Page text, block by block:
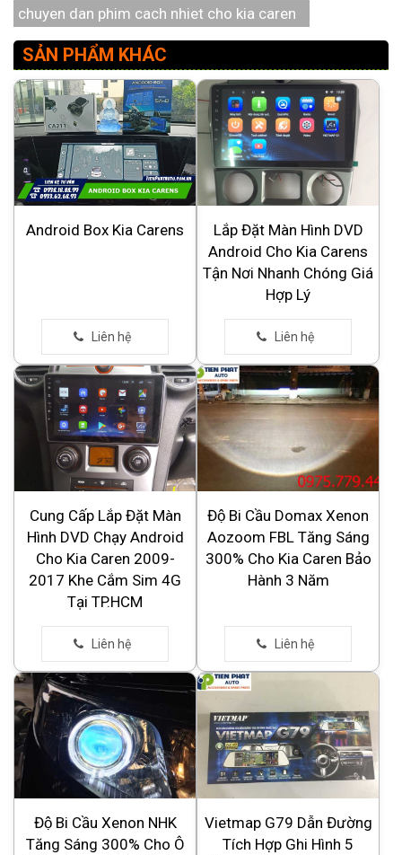
chuyen dan phim cach nhiet cho kia caren
SẢN PHẨM KHÁC
Android Box Kia Carens
Lắp Đặt Màn Hình DVD
Android Cho Kia Carens
Tận Nơi Nhanh Chóng Giá
Hợp Lý
Cung Cấp Lắp Đặt Màn
Hình DVD Chạy Android
Cho Kia Caren 2009-
2017 Khe Cắm Sim 4G
Tại TP.HCM
Độ Bi Cầu Domax Xenon
Aozoom FBL Tăng Sáng
300% Cho Kia Caren Bảo
Hành 3 Năm
Độ Bi Cầu Xenon NHK
Tăng Sáng 300% Cho Ô
Vietmap G79 Dẫn Đường
Tích Hợp Ghi Hình 5